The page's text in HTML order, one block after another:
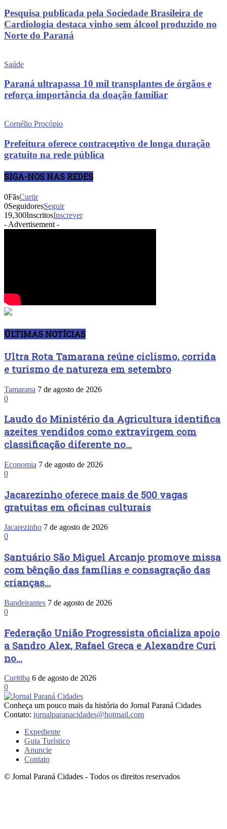
Pesquisa publicada pela Sociedade Brasileira de
Cardiologia destaca vinho sem álcool produzido no
Norte do Paraná
Saúde
Paraná ultrapassa 10 mil transplantes de órgãos e
reforça importância da doação familiar
Cornélio Procópio
Prefeitura oferece contraceptivo de longa duração
gratuito na rede pública
SIGA-NOS NAS REDES
0FãsCurtir
0SeguidoresSeguir
19,300InscritosInscrever
- Advertisement -
ÚLTIMAS NOTÍCIAS
Ultra Rota Tamarana reúne ciclismo, corrida
e turismo de natureza em setembro
Tamarana 7 de agosto de 2026
0
Laudo do Ministério da Agricultura identifica
azeites vendidos como extravirgem com
classificação diferente no...
Economia 7 de agosto de 2026
0
Jacarezinho oferece mais de 500 vagas
gratuitas em oficinas culturais
Jacarezinho 7 de agosto de 2026
0
Santuário São Miguel Arcanjo promove missa
com bênção das famílias e consagração das
crianças...
Bandeirantes 7 de agosto de 2026
0
Federação União Progressista oficializa apoio
a Sandro Alex, Rafael Greca e Alexandre Curi
no...
Curitiba 6 de agosto de 2026
0
Conheça um pouco mais da história do Jornal Paraná Cidades
Contato: jornalparanacidades@hotmail.com
Expediente
Guia Turístico
Anuncie
Contato
© Jornal Paraná Cidades - Todos os direitos reservados